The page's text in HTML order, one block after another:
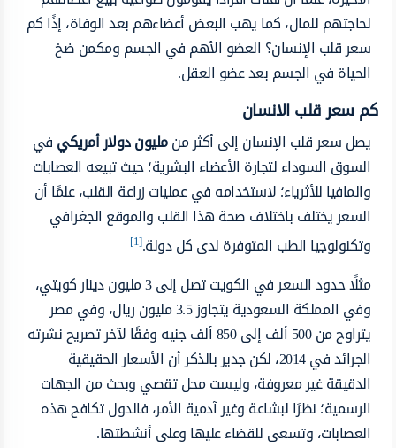
لحاجتهم للمال، كما يهب البعض أعضاءهم بعد الوفاة، إذًا كم
سعر قلب الإنسان؟ العضو الأهم في الجسم ومكمن ضخ
الحياة في الجسم بعد عضو العقل.
كم سعر قلب الانسان
يصل سعر قلب الإنسان إلى أكثر منمليون دولار أمريكيفي
السوق السوداء لتجارة الأعضاء البشرية؛ حيث تبيعه العصابات
والمافيا للأثرياء؛ لاستخدامه في عمليات زراعة القلب، علمًا أن
السعر يختلف باختلاف صحة هذا القلب والموقع الجغرافي
وتكنولوجيا الطب المتوفرة لدى كل دولة.[1]
مثلًا حدود السعر في الكويت تصل إلى 3 مليون دينار كويتي،
وفي المملكة السعودية يتجاوز 3.5 مليون ريال، وفي مصر
يتراوح من 500 ألف إلى 850 ألف جنيه وفقًا لآخر تصريح نشرته
الجرائد في 2014، لكن جدير بالذكر أن الأسعار الحقيقية
الدقيقة غير معروفة، وليست محل تقصي وبحث من الجهات
الرسمية؛ نظرًا لبشاعة وغير آدمية الأمر، فالدول تكافح هذه
العصابات، وتسعى للقضاء عليها وعلى أنشطتها.